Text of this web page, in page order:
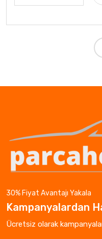
30% Fiyat Avantajı Yakala
Kampanyalardan
Ücretsiz olarak